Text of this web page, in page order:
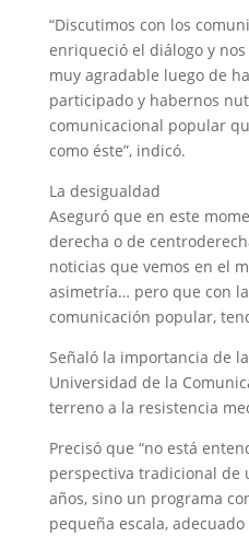
“Discutimos con los
enriqueció el diálogo y
muy agradable luego de
participado y habernos
comunicacional popular
como éste”, indicó.
La desigualdad
Aseguró que en este
derecha o de
noticias que vemos en el
asimetría… pero que con
comunicación popular,
Señaló la importancia de
Universidad de la
terreno a la resistencia
Precisó que “no está
perspectiva tradicional de
años, sino un programa
pequeña escala,